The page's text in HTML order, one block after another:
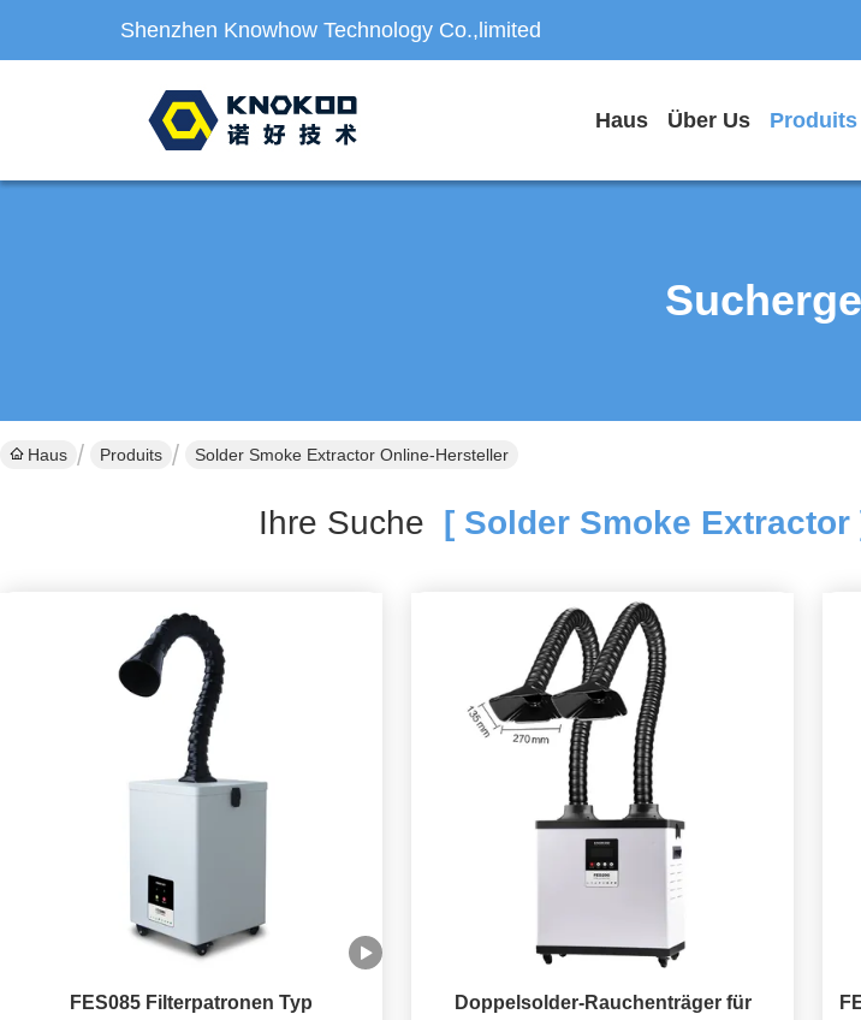
Shenzhen Knowhow Technology Co.,limited
Haus Über Us Produits
Haus Produits Solder Smoke Extractor Online-Hersteller
Ihre Suche [ Solder Smoke Extractor
FES085 Filterpatronen Typ
Doppelsolder-Rauchenträger für